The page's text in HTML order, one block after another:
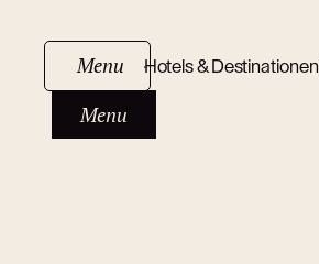
Menu
Menu
Hotels & Destinationen